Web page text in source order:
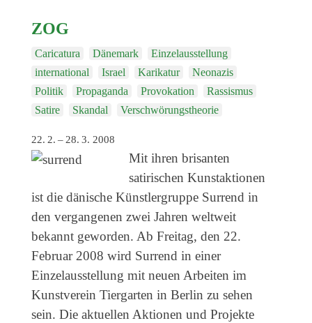
ZOG
Caricatura Dänemark
Einzelausstellung
international
Israel Karikatur
Neonazis
Politik
Propaganda Provokation
Rassismus
Satire
Skandal Verschwörungstheorie
22. 2. – 28. 3. 2008
Mit ihren brisanten
satirischen Kunstaktionen
ist die dänische Künstlergruppe Surrend in
den vergangenen zwei Jahren weltweit
bekannt geworden. Ab Freitag, den 22.
Februar 2008 wird Surrend in einer
Einzelausstellung mit neuen Arbeiten im
Kunstverein Tiergarten in Berlin zu sehen
sein. Die aktuellen Aktionen und Projekte